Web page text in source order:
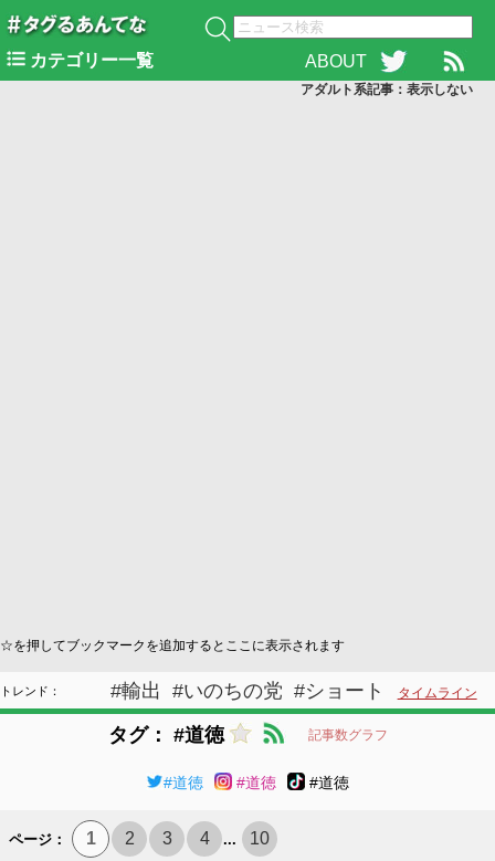
カテゴリー一覧 ABOUT
アダルト系記事：表示しない
☆を押してブックマークを追加するとここに表示されます
#輸出 #いのちの党 #ショート タイムライン
トレンド：
タグ： #道徳 記事数グラフ
#道徳 #道徳 #道徳
ページ： 1 2 3 4 ... 10